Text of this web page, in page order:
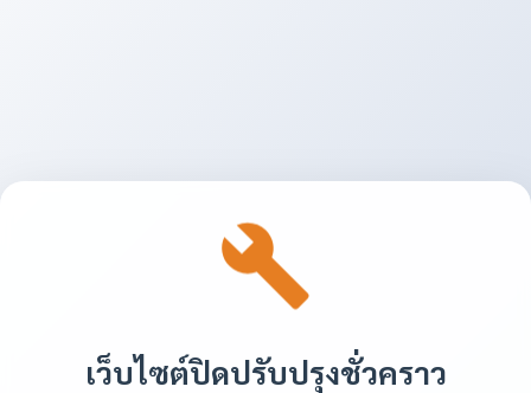
เว็บไซต์ปิดปรับปรุงชั่วคราว